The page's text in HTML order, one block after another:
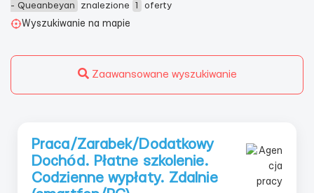
- Queanbeyan
znalezione 1
oferty
Wyszukiwanie na mapie
Zaawansowane wyszukiwanie
Praca/Zarabek/Dodatkowy
Dochód. Płatne szkolenie.
Codzienne wypłaty. Zdalnie